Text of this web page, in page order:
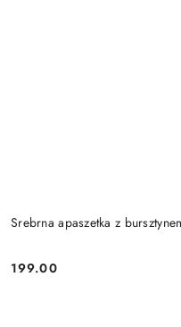
Srebrna apaszetka z
Cena:
199.00